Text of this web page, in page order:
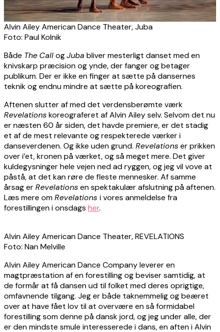
Alvin Ailey American Dance Theater, Juba
Foto: Paul Kolnik
Både The CallogJuba bliver mesterligt danset med en
knivskarp præcision og ynde, der fanger og betager
publikum. Der er ikke en finger at sætte på dansernes
teknik og endnu mindre at sætte på koreografien.
Aftenen slutter af med det verdensberømte værk
Revelationskoreograferet af Alvin Ailey selv. Selvom det nu
er næsten 60 år siden, det havde premiere, er det stadig
et af de mest relevante og respekterede værker i
danseverdenen. Og ikke uden grund. Revelationser prikken
over i’et, kronen på værket, og så meget mere. Det giver
kuldegysninger hele vejen ned ad ryggen, og jeg vil vove at
påstå, at det kan røre de fleste mennesker. Af samme
årsag erRevelationsen spektakulær afslutning på aftenen.
Læs mere omRevelations i vores anmeldelse fra
forestillingen i onsdags her.
Alvin Ailey American Dance Theater, REVELATIONS
Foto: Nan Melville
Alvin Ailey American Dance Company leverer en
magtpræstation af en forestilling og beviser samtidig, at
de formår at få dansen ud til folket med deres oprigtige,
omfavnende tilgang. Jeg er både taknemmelig og beæret
over at have fået lov til at overvære en så formidabel
forestilling som denne på dansk jord, og jeg under alle, der
er den mindste smule interesserede i dans, en aften i Alvin